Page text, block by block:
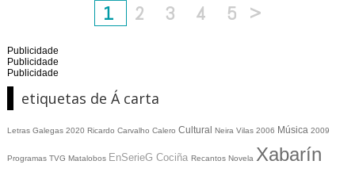
1 2 3 4 5 >
Publicidade
Publicidade
Publicidade
etiquetas de Á carta
Letras Galegas 2020 Ricardo Carvalho Calero Cultural Neira Vilas 2006 Música 2009
Programas TVG Matalobos EnSerieG Cociña Recantos Novela Xabarín